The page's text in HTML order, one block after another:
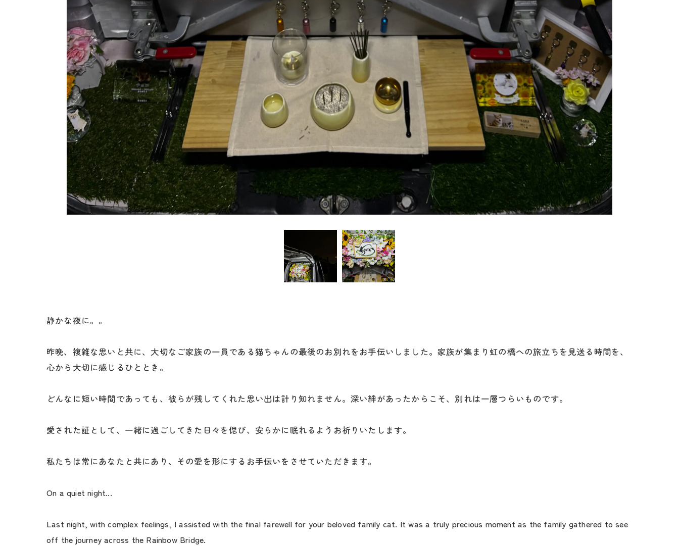
静かな夜に。。
昨晩、複雑な思いと共に、大切なご家族の一員である猫ちゃんの最後のお別れをお手伝いしました。家族が集まり虹の橋への旅立ちを見送る時間を、
心から大切に感じるひととき。
どんなに短い時間であっても、彼らが残してくれた思い出は計り知れません。深い絆があったからこそ、別れは一層つらいものです。
愛された証として、一緒に過ごしてきた日々を偲び、安らかに眠れるようお祈りいたします。
私たちは常にあなたと共にあり、その愛を形にするお手伝いをさせていただきます。
On a quiet night...
Last night, with complex feelings, I assisted with the final farewell for your beloved family cat. It was a truly precious moment as the family gathered to see
off the journey across the Rainbow Bridge.